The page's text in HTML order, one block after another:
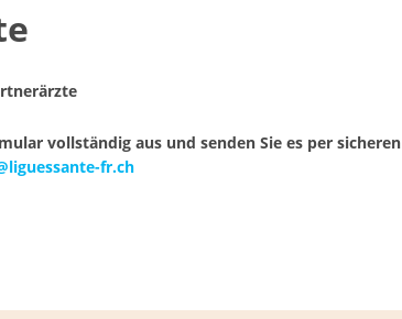
vollständig aus und senden Sie es per sicheren
fr.ch